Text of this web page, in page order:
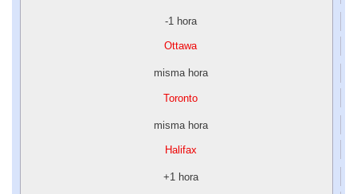
-1 hora
Ottawa
misma hora
Toronto
misma hora
Halifax
+1 hora